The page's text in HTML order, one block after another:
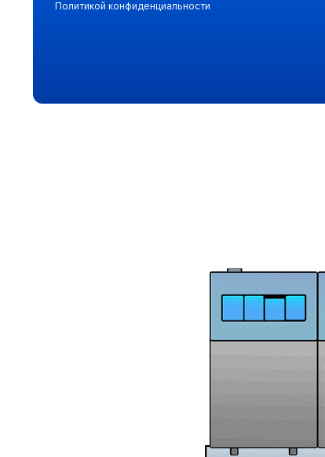
Политикой конфиденциальности